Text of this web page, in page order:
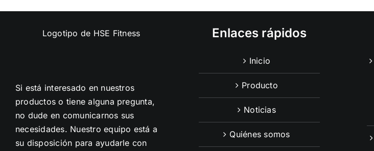
Si está interesado en nuestros
productos o tiene alguna pregunta,
no dude en comunicarnos sus
necesidades. Nuestro equipo está a
su disposición para ayudarle con
Enlaces rápidos
Inicio
Producto
Noticias
Quiénes somos